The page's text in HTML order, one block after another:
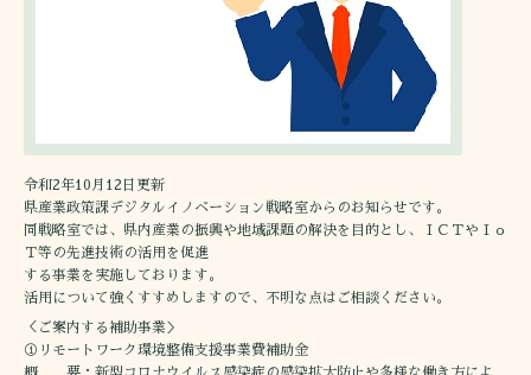
令和2年10月12日更新
県産業政策課デジタルイノベーション戦略室からのお知らせです。
同戦略室では、県内産業の振興や地域課題の解決を目的とし、ＩＣＴやＩｏ
Ｔ等の先進技術の活用を促進
する事業を実施しております。
活用について強くすすめしますので、不明な点はご相談ください。
＜ご案内する補助事業＞
①リモートワーク環境整備支援事業費補助金
概 要：新型コロナウイルス感染症の感染拡大防止や多様な働き方によ